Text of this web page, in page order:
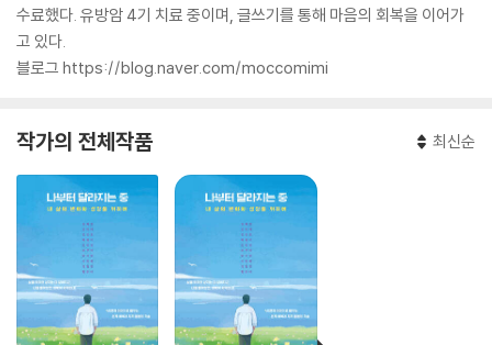
수료했다. 유방암 4기 치료 중이며, 글쓰기를 통해 마음의 회복을 이어가
고 있다.
블로그 https://blog.naver.com/moccomimi
작가의 전체작품 최신순